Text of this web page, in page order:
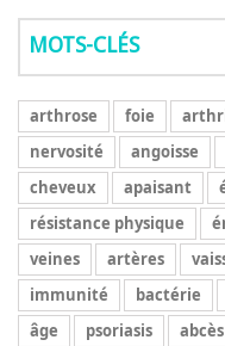
MOTS-CLÉS
arthrose foie
nervosité
angoisse
cheveux
apaisant
résistance physique
veines
artères
immunité
bactérie
âge
psoriasis abcès